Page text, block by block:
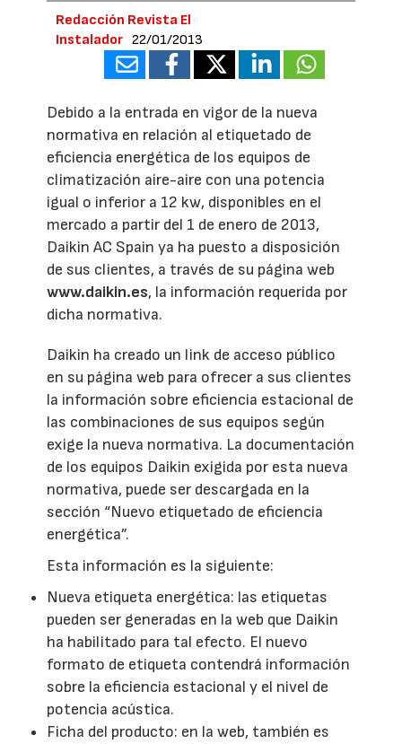
Redacción Revista El
Instalador 22/01/2013
Debido a la entrada en vigor de la nueva
normativa en relación al etiquetado de
eficiencia energética de los equipos de
climatización aire-aire con una potencia
igual o inferior a 12 kw, disponibles en el
mercado a partir del 1 de enero de 2013,
Daikin AC Spain ya ha puesto a disposición
de sus clientes, a través de su página web
www.daikin.es, la información requerida por
dicha normativa.
Daikin ha creado un link de acceso público
en su página web para ofrecer a sus clientes
la información sobre eficiencia estacional de
las combinaciones de sus equipos según
exige la nueva normativa. La documentación
de los equipos Daikin exigida por esta nueva
normativa, puede ser descargada en la
sección “Nuevo etiquetado de eficiencia
energética”.
Esta información es la siguiente:
Nueva etiqueta energética: las etiquetas
pueden ser generadas en la web que Daikin
ha habilitado para tal efecto. El nuevo
formato de etiqueta contendrá información
sobre la eficiencia estacional y el nivel de
potencia acústica.
Ficha del producto: en la web, también es